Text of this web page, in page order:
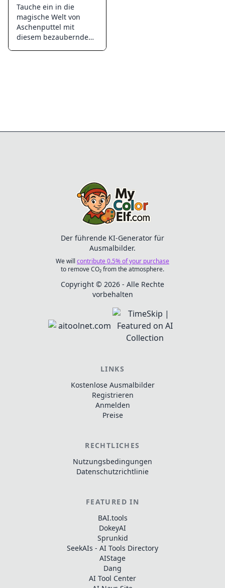
Tauche ein in die
magische Welt von
Aschenputtel mit
diesem bezaubernden
kreative Entfaltung!
Der führende KI-Generator für
Ausmalbilder.
We will contribute 0.5% of your purchase
to remove CO₂ from the atmosphere.
Copyright © 2026 - Alle Rechte
vorbehalten
LINKS
Kostenlose Ausmalbilder
Registrieren
Anmelden
Preise
RECHTLICHES
Nutzungsbedingungen
Datenschutzrichtlinie
FEATURED IN
BAI.tools
DokeyAI
Sprunkid
SeekAIs - AI Tools Directory
AIStage
Dang
AI Tool Center